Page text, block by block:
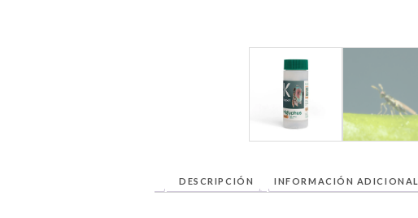
DESCRIPCIÓN INFORMACIÓN ADICIONAL